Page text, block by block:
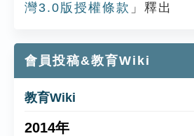
灣3.0版授權條款 」釋出
會員投稿&教育Wiki
教育Wiki
2014年